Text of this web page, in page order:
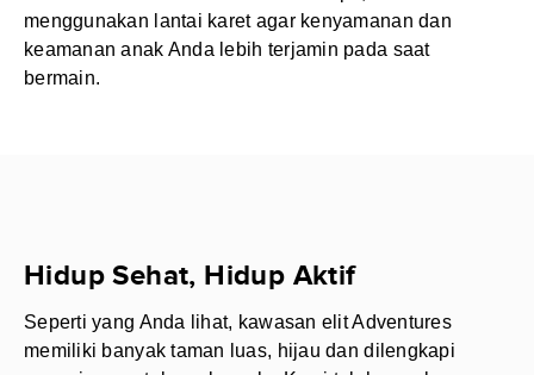
menggunakan lantai karet agar kenyamanan dan
keamanan anak Anda lebih terjamin pada saat
bermain.
Hidup Sehat, Hidup Aktif
Seperti yang Anda lihat, kawasan elit Adventures
memiliki banyak taman luas, hijau dan dilengkapi